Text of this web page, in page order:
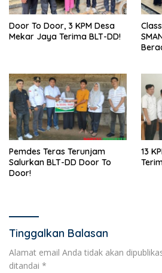
Door To Door, 3 KPM Desa
Mekar Jaya Terima BLT-DD!
Pemdes Teras Terunjam
Salurkan BLT-DD Door To
Door!
13
Tinggalkan Balasan
Alamat email Anda tidak akan
ditandai *